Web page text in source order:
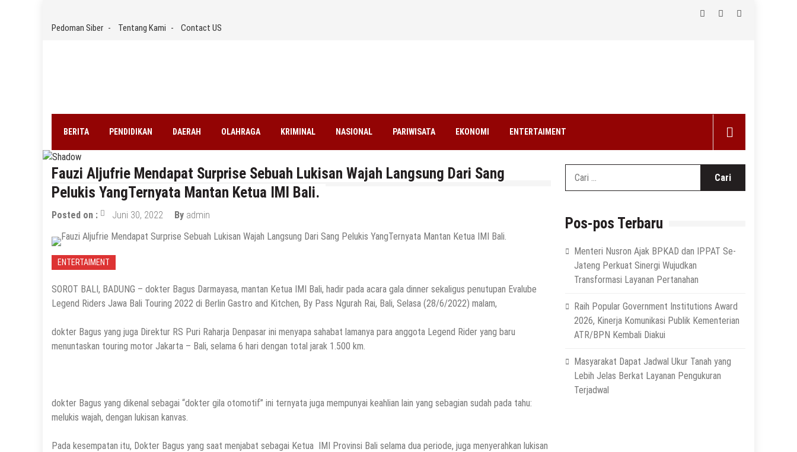
content
Pedoman Siber Tentang Kami Contact US
BERITA PENDIDIKAN DAERAH OLAHRAGA KRIMINAL NASIONAL PARIWISATA EKONOMI ENTERTAIMENT
Fauzi Aljufrie Mendapat Surprise Sebuah Lukisan Wajah Langsung Dari Sang
Pelukis YangTernyata Mantan Ketua IMI Bali.
Posted on : Juni 30, 2022 By admin
ENTERTAIMENT
SOROT BALI, BADUNG – dokter Bagus Darmayasa, mantan Ketua IMI Bali, hadir pada acara gala dinner sekaligus penutupan Evalube
Legend Riders Jawa Bali Touring 2022 di Berlin Gastro and Kitchen, By Pass Ngurah Rai, Bali, Selasa (28/6/2022) malam,
dokter Bagus yang juga Direktur RS Puri Raharja Denpasar ini menyapa sahabat lamanya para anggota Legend Rider yang baru
menuntaskan touring motor Jakarta – Bali, selama 6 hari dengan total jarak 1.500 km.
dokter Bagus yang dikenal sebagai “dokter gila otomotif” ini ternyata juga mempunyai keahlian lain yang sebagian sudah pada tahu:
melukis wajah, dengan lukisan kanvas.
Pada kesempatan itu, Dokter Bagus yang saat menjabat sebagai Ketua IMI Provinsi Bali selama dua periode, juga menyerahkan lukisan
Pos-pos Terbaru
Menteri Nusron Ajak BPKAD dan IPPAT Se-
Jateng Perkuat Sinergi Wujudkan
Transformasi Layanan Pertanahan
Raih Popular Government Institutions Award
2026, Kinerja Komunikasi Publik Kementerian
ATR/BPN Kembali Diakui
Masyarakat Dapat Jadwal Ukur Tanah yang
Lebih Jelas Berkat Layanan Pengukuran
Terjadwal